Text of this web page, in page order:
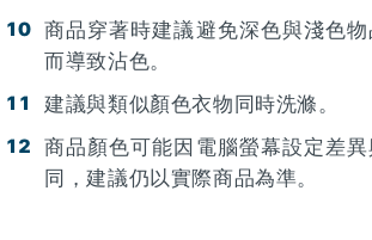
商品穿著時建議避免深色與淺色
而導致沾色。
建議與類似顏色衣物同時洗滌。
商品顏色可能因電腦螢幕設定差
同，建議仍以實際商品為準。